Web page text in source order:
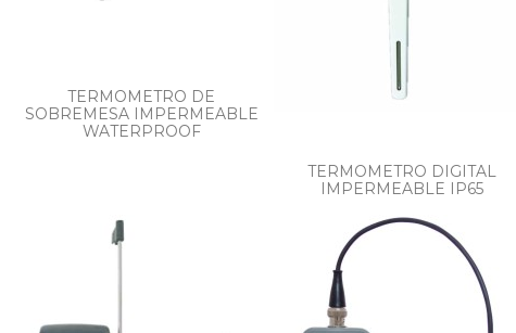
TERMOMETRO DE
SOBREMESA IMPERMEABLE
WATERPROOF
TERMOMETRO DIGITAL
IMPERMEABLE IP65